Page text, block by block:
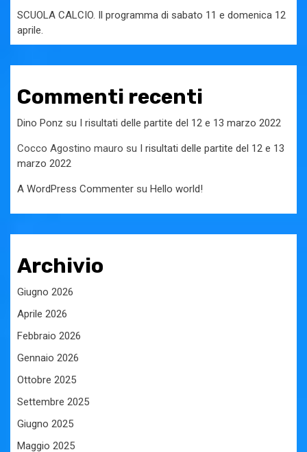
SCUOLA CALCIO. Il programma di sabato 11 e domenica 12
aprile.
Commenti recenti
Dino Ponz su I risultati delle partite del 12 e 13 marzo 2022
Cocco Agostino mauro su I risultati delle partite del 12 e 13
marzo 2022
A WordPress Commenter su Hello world!
Archivio
Giugno 2026
Aprile 2026
Febbraio 2026
Gennaio 2026
Ottobre 2025
Settembre 2025
Giugno 2025
Maggio 2025